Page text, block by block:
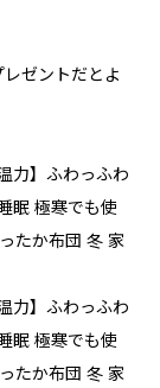
ゼントだとよ
力】ふわっふわ
眠 極寒でも使
たか布団 冬 家
力】ふわっふわ
眠 極寒でも使
たか布団 冬 家